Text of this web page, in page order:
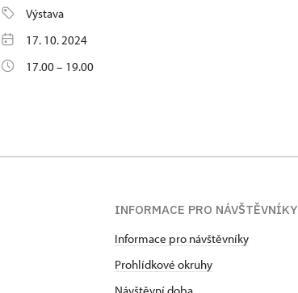
Výstava
17. 10. 2024
17.00 – 19.00
INFORMACE PRO NÁVŠTĚVNÍKY
Informace pro návštěvníky
Prohlídkové okruhy